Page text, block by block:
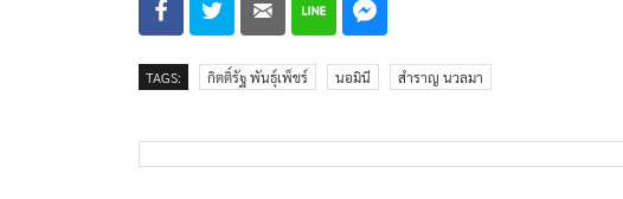
TAGS: กิตติ์รัฐ พันธุ์เพ็ชร์ นอมินี สำราญ นวลมา